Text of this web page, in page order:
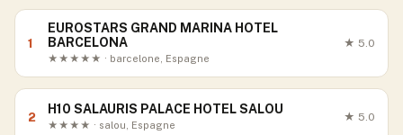
1
EUROSTARS GRAND MARINA HOTEL
BARCELONA
★★★★★ · barcelone, Espagne
★ 5.0
2
H10 SALAURIS PALACE HOTEL SALOU
★★★★ · salou, Espagne
★ 5.0